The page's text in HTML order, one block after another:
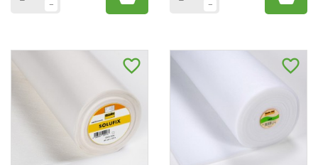
favorite_border favorite_border